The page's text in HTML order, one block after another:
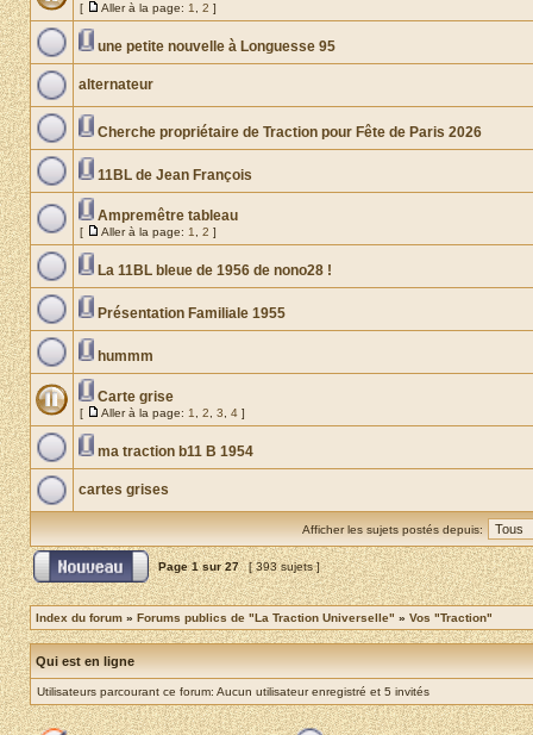
[ Aller à la page: 1 2 ]
une petite nouvelle à Longuesse 95
alternateur
Cherche propriétaire de Traction pour Fête de Paris 2026
11BL de Jean François
Ampremêtre tableau
[ Aller à la page: 1 2 ]
La 11BL bleue de 1956 de nono28 !
Présentation Familiale 1955
hummm
Carte grise
[ Aller à la page: 1 2 3 4 ]
ma traction b11 B 1954
cartes grises
Afficher les sujets postés depuis:
Page1sur27 [ 393 sujets ]
Index du forum » Forums publics de "La Traction Universelle" » Vos "Traction"
Qui est en ligne
Utilisateurs parcourant ce forum: Aucun utilisateur enregistré et 5 invités